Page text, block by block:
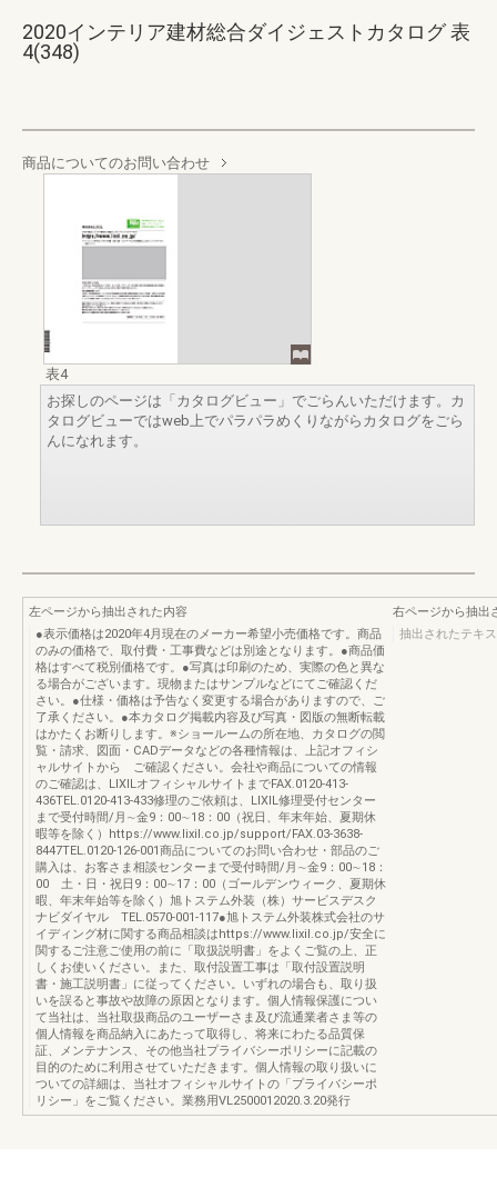
2020インテリア建材総合ダイジェストカタログ 表
4(348)
商品についてのお問い合わせ
表4
お探しのページは「カタログビュー」でごらんいただけます。カ
タログビューではweb上でパラパラめくりながらカタログをごら
んになれます。
左ページから抽出された内容
●表示価格は2020年4月現在のメーカー希望小売価格です。商品
のみの価格で、取付費・工事費などは別途となります。●商品価
格はすべて税別価格です。●写真は印刷のため、実際の色と異な
る場合がございます。現物またはサンプルなどにてご確認くだ
さい。●仕様・価格は予告なく変更する場合がありますので、ご
了承ください。●本カタログ掲載内容及び写真・図版の無断転載
はかたくお断りします。※ショールームの所在地、カタログの閲
覧・請求、図面・CADデータなどの各種情報は、上記オフィシ
ャルサイトから ご確認ください。会社や商品についての情報
のご確認は、LIXILオフィシャルサイトまでFAX.0120-413-
436TEL.0120-413-433修理のご依頼は、LIXIL修理受付センター
まで受付時間/月∼金9：00∼18：00（祝日、年末年始、夏期休
暇等を除く）https://www.lixil.co.jp/support/FAX.03-3638-
8447TEL.0120-126-001商品についてのお問い合わせ・部品のご
購入は、お客さま相談センターまで受付時間/月∼金9：00∼18：
00 土・日・祝日9：00∼17：00（ゴールデンウィーク、夏期休
暇、年末年始等を除く）旭トステム外装（株）サービスデスク
ナビダイヤル TEL.0570-001-117●旭トステム外装株式会社のサ
イディング材に関する商品相談はhttps://www.lixil.co.jp/安全に
関するご注意ご使用の前に「取扱説明書」をよくご覧の上、正
しくお使いください。また、取付設置工事は「取付設置説明
書・施工説明書」に従ってください。いずれの場合も、取り扱
いを誤ると事故や故障の原因となります。個人情報保護につい
て当社は、当社取扱商品のユーザーさま及び流通業者さま等の
個人情報を商品納入にあたって取得し、将来にわたる品質保
証、メンテナンス、その他当社プライバシーポリシーに記載の
目的のために利用させていただきます。個人情報の取り扱いに
ついての詳細は、当社オフィシャルサイトの「プライバシーポ
リシー」をご覧ください。業務用VL2500012020.3.20発行
右ページから抽出
抽出されたテキ